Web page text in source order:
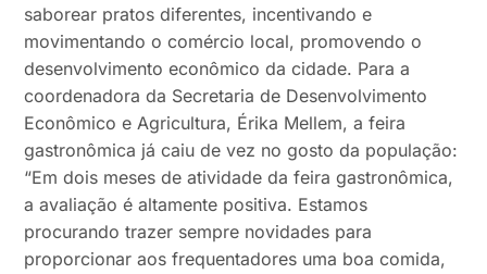
saborear pratos diferentes, incentivando e
movimentando o comércio local, promovendo o
desenvolvimento econômico da cidade. Para a
coordenadora da Secretaria de Desenvolvimento
Econômico e Agricultura, Érika Mellem, a feira
gastronômica já caiu de vez no gosto da população:
“Em dois meses de atividade da feira gastronômica,
a avaliação é altamente positiva. Estamos
procurando trazer sempre novidades para
proporcionar aos frequentadores uma boa comida,